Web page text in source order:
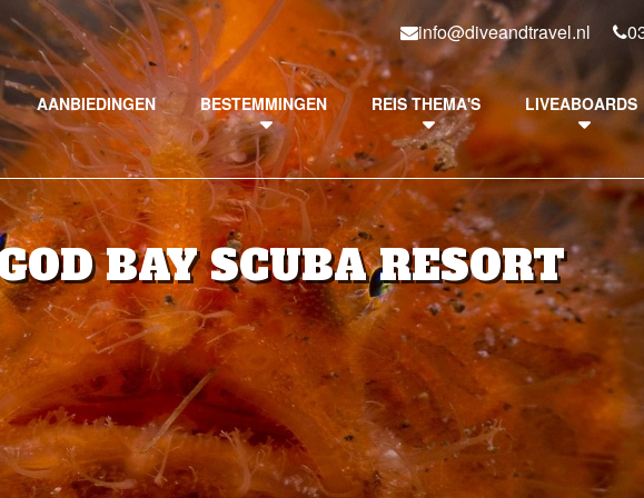
info@diveandtravel.nl
AANBIEDINGEN BESTEMMINGEN REIS THEMA'S LIVEABOARDS
BAY SCUBA RESORT